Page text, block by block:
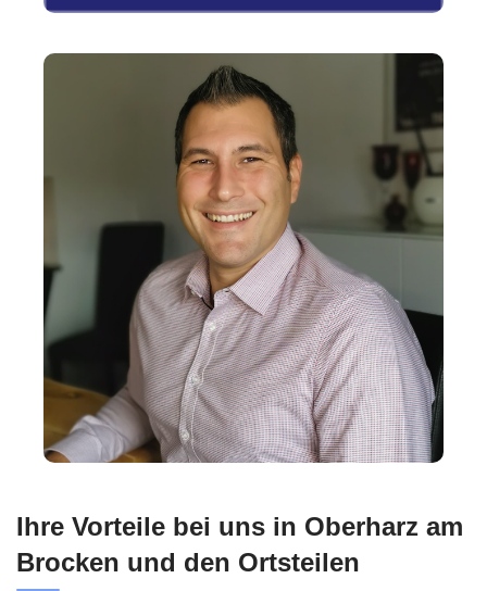
Ihre Vorteile bei uns in Oberharz am
Brocken und den Ortsteilen